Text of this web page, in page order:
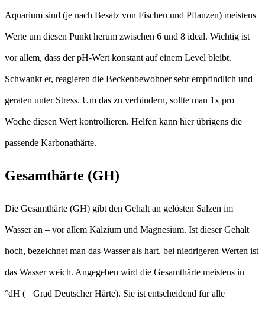
Aquarium sind (je nach Besatz von Fischen und Pflanzen) meistens
Werte um diesen Punkt herum zwischen 6 und 8 ideal. Wichtig ist
vor allem, dass der pH-Wert konstant auf einem Level bleibt.
Schwankt er, reagieren die Beckenbewohner sehr empfindlich und
geraten unter Stress. Um das zu verhindern, sollte man 1x pro
Woche diesen Wert kontrollieren. Helfen kann hier übrigens die
passende Karbonathärte.
Gesamthärte (GH)
Die Gesamthärte (GH) gibt den Gehalt an gelösten Salzen im
Wasser an – vor allem Kalzium und Magnesium. Ist dieser Gehalt
hoch, bezeichnet man das Wasser als hart, bei niedrigeren Werten ist
das Wasser weich. Angegeben wird die Gesamthärte meistens in
°dH (= Grad Deutscher Härte). Sie ist entscheidend für alle